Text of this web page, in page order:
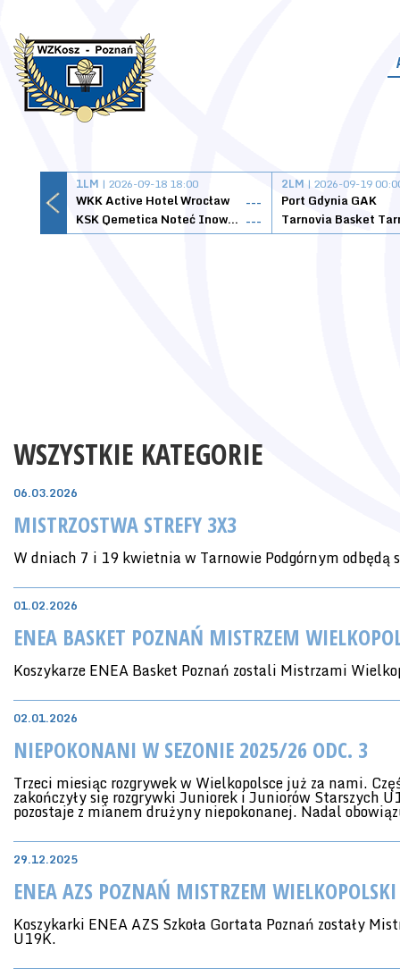
1LM | 2026-09-18 18:00
WKK Active Hotel Wrocław
---
KSK Qemetica Noteć Inowrocław ---
2LM | 2026-09-19
Port Gdynia GAK
WSZYSTKIE KATEGORIE
06.03.2026
MISTRZOSTWA STREFY 3X3
W dniach 7 i 19 kwietnia w Tarnowie Podgórnym
01.02.2026
ENEA BASKET POZNAŃ MISTRZEM
Koszykarze ENEA Basket Poznań zostali Mistrzami
02.01.2026
NIEPOKONANI W SEZONIE 2025/26 ODC. 3
Trzeci miesiąc rozgrywek w Wielkopolsce już za nami.
zakończyły się rozgrywki Juniorek i Juniorów Starszych
pozostaje z mianem drużyny niepokonanej. Nadal
29.12.2025
ENEA AZS POZNAŃ MISTRZEM
Koszykarki ENEA AZS Szkoła Gortata Poznań zostały
U19K.